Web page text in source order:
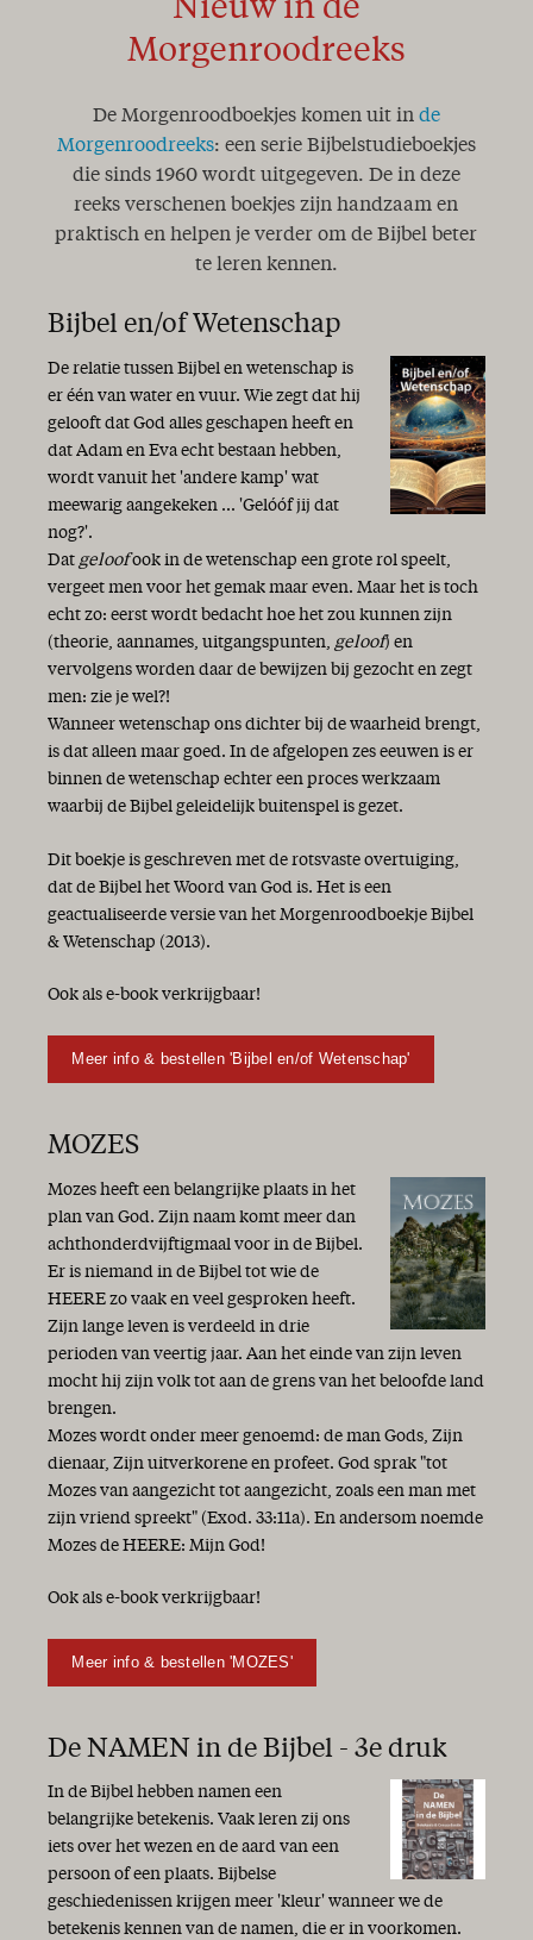
Nieuw in de
Morgenroodreeks
De Morgenroodboekjes komen uit in de
Morgenroodreeks: een serie Bijbelstudieboekjes
die sinds 1960 wordt uitgegeven. De in deze
reeks verschenen boekjes zijn handzaam en
praktisch en helpen je verder om de Bijbel beter
te leren kennen.
Bijbel en/of Wetenschap
De relatie tussen Bijbel en wetenschap is
er één van water en vuur. Wie zegt dat hij
gelooft dat God alles geschapen heeft en
dat Adam en Eva echt bestaan hebben,
wordt vanuit het 'andere kamp' wat
meewarig aangekeken ... 'Gelóóf jij dat
nog?'.
Dat geloofook in de wetenschap een grote rol speelt,
vergeet men voor het gemak maar even. Maar het is toch
echt zo: eerst wordt bedacht hoe het zou kunnen zijn
(theorie, aannames, uitgangspunten, geloof) en
vervolgens worden daar de bewijzen bij gezocht en zegt
men: zie je wel?!
Wanneer wetenschap ons dichter bij de waarheid brengt,
is dat alleen maar goed. In de afgelopen zes eeuwen is er
binnen de wetenschap echter een proces werkzaam
waarbij de Bijbel geleidelijk buitenspel is gezet.
Dit boekje is geschreven met de rotsvaste overtuiging,
dat de Bijbel het Woord van God is. Het is een
geactualiseerde versie van het Morgenroodboekje Bijbel
& Wetenschap (2013).
Ook als e-book verkrijgbaar!
Meer info & bestellen 'Bijbel en/of Wetenschap'
MOZES
Mozes heeft een belangrijke plaats in het
plan van God. Zijn naam komt meer dan
achthonderdvijftigmaal voor in de Bijbel.
Er is niemand in de Bijbel tot wie de
HEERE zo vaak en veel gesproken heeft.
Zijn lange leven is verdeeld in drie
perioden van veertig jaar. Aan het einde van zijn leven
mocht hij zijn volk tot aan de grens van het beloofde land
brengen.
Mozes wordt onder meer genoemd: de man Gods, Zijn
dienaar, Zijn uitverkorene en profeet. God sprak "tot
Mozes van aangezicht tot aangezicht, zoals een man met
zijn vriend spreekt" (Exod. 33:11a). En andersom noemde
Mozes de HEERE: Mijn God!
Ook als e-book verkrijgbaar!
Meer info & bestellen 'MOZES'
De NAMEN in de Bijbel - 3e druk
In de Bijbel hebben namen een
belangrijke betekenis. Vaak leren zij ons
iets over het wezen en de aard van een
persoon of een plaats. Bijbelse
geschiedenissen krijgen meer 'kleur' wanneer we de
betekenis kennen van de namen, die er in voorkomen.